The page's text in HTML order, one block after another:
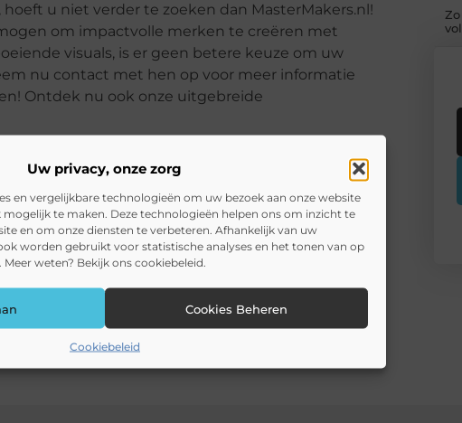
Uw privacy, onze zorg
en vergelijkbare technologieën om uw bezoek aan onze website
te maken. Deze technologieën helpen ons om inzicht te
en om onze diensten te verbeteren. Afhankelijk van uw
worden gebruikt voor statistische analyses en het tonen van op
weten? Bekijk ons cookiebeleid.
Cookies Beheren
Cookiebeleid
u niet verder te zoeken dan MasterMakers.nl!
om impactvolle merken te creëren met
visuals, is er geen betere keuze om uw
nu contact met hen op voor meer informatie
Ontdek nu ook onze uitgebreide
Pinterest